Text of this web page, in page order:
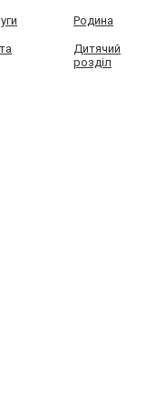
Родина
Дитячий
розділ